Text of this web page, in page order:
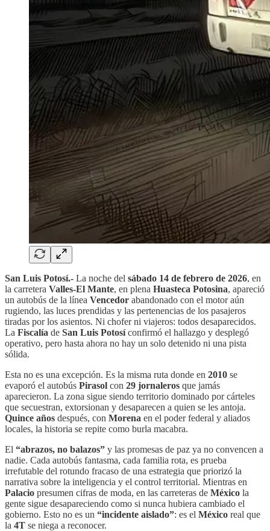
San Luis Potosí.- La noche del sábado 14 de febrero de 2026, en
la carretera Valles-El Mante, en plena Huasteca Potosina, apareció
un autobús de la línea Vencedor abandonado con el motor aún
rugiendo, las luces prendidas y las pertenencias de los pasajeros
tiradas por los asientos. Ni chofer ni viajeros: todos desaparecidos.
La Fiscalía de San Luis Potosíconfirmó el hallazgo y desplegó
operativo, pero hasta ahora no hay un solo detenido ni una pista
sólida.
Esta no es una excepción. Es la misma ruta donde en 2010 se
evaporó el autobús Pirasol con 29 jornaleros que jamás
aparecieron. La zona sigue siendo territorio dominado por cárteles
que secuestran, extorsionan y desaparecen a quien se les antoja.
Quince años después, con Morena en el poder federal y aliados
locales, la historia se repite como burla macabra.
El “abrazos, no balazos” y las promesas de paz ya no convencen a
nadie. Cada autobús fantasma, cada familia rota, es prueba
irrefutable del rotundo fracaso de una estrategia que priorizó la
narrativa sobre la inteligencia y el control territorial. Mientras en
Palacio presumen cifras de moda, en las carreteras de México la
gente sigue desapareciendo como si nunca hubiera cambiado el
gobierno. Esto no es un “incidente aislado”: es el México real que
la 4T se niega a reconocer.